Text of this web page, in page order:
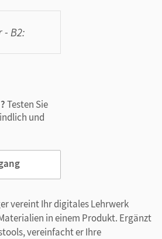
Testen Sie
und
vereint Ihr digitales Lehrwerk
in einem Produkt. Ergänzt
vereinfacht er Ihre